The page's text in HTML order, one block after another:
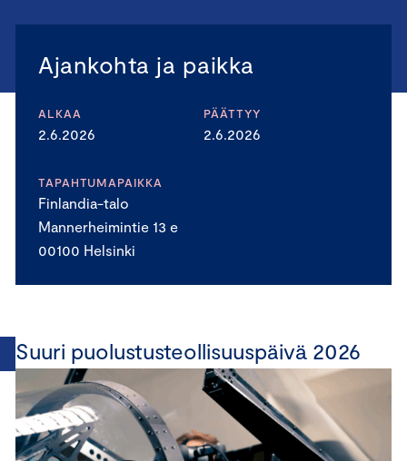
Ajankohta ja paikka
ALKAA
2.6.2026
PÄÄTTYY
2.6.2026
TAPAHTUMAPAIKKA
Finlandia-talo
Mannerheimintie 13 e
00100 Helsinki
Suuri puolustusteollisuuspäivä 2026